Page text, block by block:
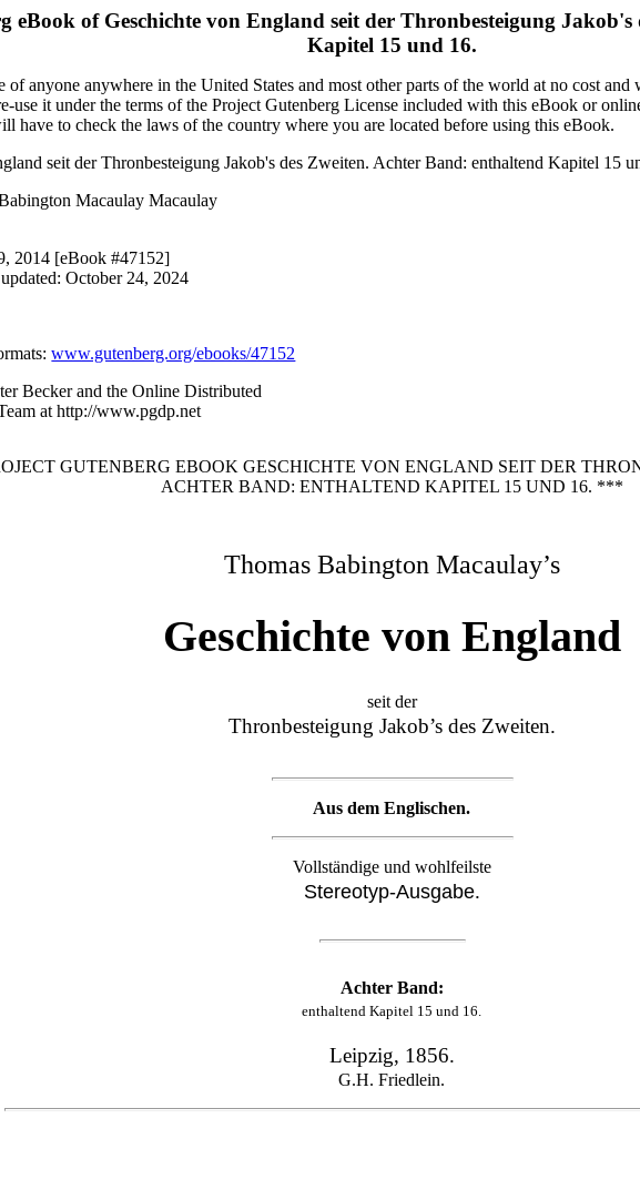
eBook of Geschichte von England seit der Thronbesteigung
Kapitel 15 und 16.
of anyone anywhere in the United States and most other parts of the world at no cost
use it under the terms of the Project Gutenberg License included with this eBook or
have to check the laws of the country where you are located before using this eBook.
seit der Thronbesteigung Jakob's des Zweiten. Achter Band: enthaltend Kapitel 15
Macaulay Macaulay
2014 [eBook #47152]
October 24, 2024
:www.gutenberg.org/ebooks/47152
Becker and the Online Distributed
at http://www.pgdp.net
GUTENBERG EBOOK GESCHICHTE VON ENGLAND SEIT DER
ACHTER BAND: ENTHALTEND KAPITEL 15 UND 16. ***
Thomas Babington Macaulay’s
Geschichte von England
seit der
Thronbesteigung Jakob’s des Zweiten.
Aus dem Englischen.
Vollständige und wohlfeilste
Stereotyp-Ausgabe.
Achter Band:
enthaltend Kapitel 15 und 16.
Leipzig, 1856.
G.H. Friedlein.